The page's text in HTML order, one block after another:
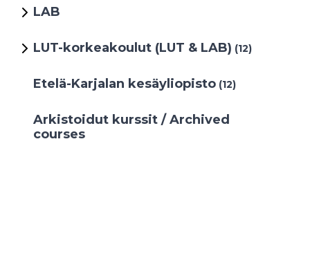
LAB
LUT-korkeakoulut (LUT & LAB) (12)
Etelä-Karjalan kesäyliopisto (12)
Arkistoidut kurssit / Archived
courses